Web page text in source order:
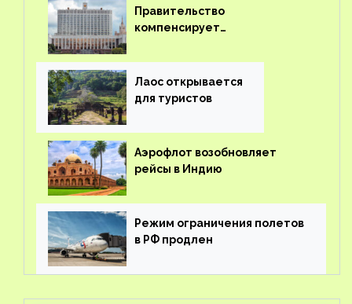
Правительство
компенсирует
вывоз россиян из-за рубежа
Лаос открывается
для туристов
Аэрофлот возобновляет
рейсы в Индию
Режим ограничения полетов
в РФ продлен